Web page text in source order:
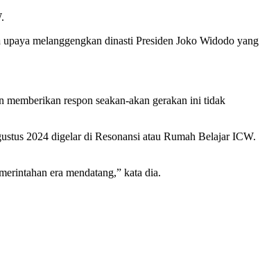
melanggengkan dinasti Presiden Joko Widodo yang
respon seakan-akan gerakan ini tidak
2024 digelar di Resonansi atau Rumah Belajar ICW.
era mendatang,” kata dia.